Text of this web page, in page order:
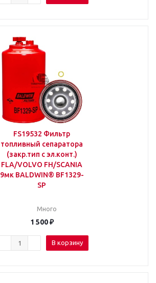
FS19532 Фильтр
топливный сепаратора
(закр.тип с эл.конт.)
FLA/VOLVO FH/SCANIA
9мк BALDWIN® BF1329-
SP
Много
1 500₽
В корзину